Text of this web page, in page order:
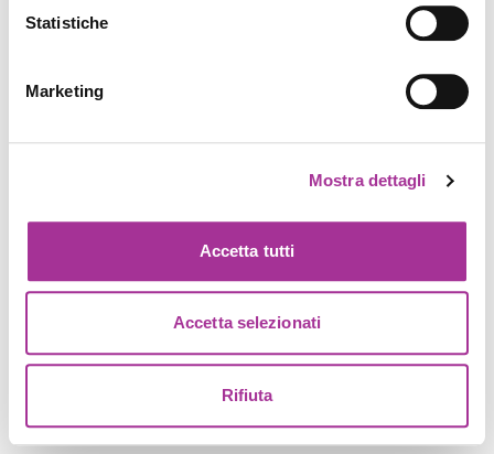
Statistiche
Marketing
Mostra dettagli
Accetta tutti
Accetta selezionati
Rifiuta